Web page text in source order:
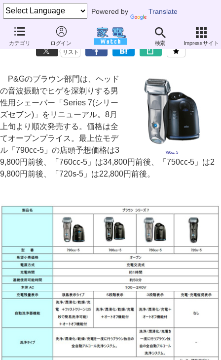
Powered by Translate
カテゴリ ログイン 検索 Impressサイト
ブラウン、高級シェーバー「Series 7」をリニューアル
リスト
790cc-5
P&Gのブラウン部門は、ヘッド
の音波振動でヒゲを深剃りする男
性用シェーバー「Series 7(シリー
ズセブン)」をリニューアル。8月
上旬より順次発売する。価格は全
てオープンプライス。最上位モデ
ル「790cc-5」の店頭予想価格は3
9,800円前後、「760cc-5」は34,800円前後、「750cc-5」は2
9,800円前後、「720s-5」は22,800円前後。